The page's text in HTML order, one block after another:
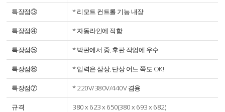
특장점③ * 리모트 컨트롤 기능 내장
특장점④ * 자동라인에 적함
특장점⑤ * 박판에서 중, 후판 작업에 우수
특장점⑥ * 입력은 삼상, 단상 어느 쪽도 OK!
특장점⑦ * 220V/380V/440V 겸용
규격 380 x 623 x 650(380 x 693 x 682)